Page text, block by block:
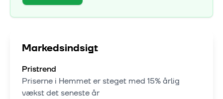
Markedsindsigt
Pristrend
Priserne i Hemmeter steget med 15% årlig
vækstdet seneste år